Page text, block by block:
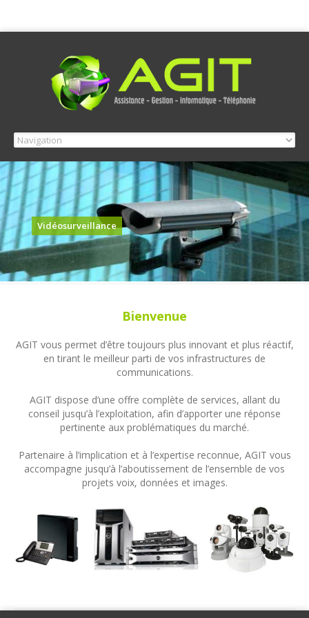
Vidéosurveillance
Bienvenue
AGIT vous permet d’être toujours plus innovant et plus réactif,
en tirant le meilleur parti de vos infrastructures de
communications.
AGIT dispose d’une offre complète de services, allant du
conseil jusqu’à l’exploitation, afin d’apporter une réponse
pertinente aux problématiques du marché.
Partenaire à l’implication et à l’expertise reconnue, AGIT vous
accompagne jusqu’à l’aboutissement de l’ensemble de vos
projets voix, données et images.